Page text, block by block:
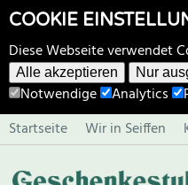
COOKIE
Diese Webseite verwendet
Alle akzeptieren Nur
Notwendige Analytics
Startseite
Wir in Seiffen